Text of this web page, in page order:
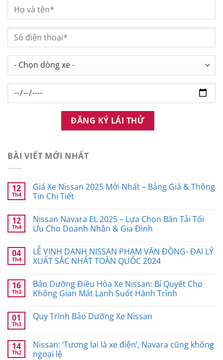
BÀI VIẾT MỚI NHẤT
12
Th4
Giá Xe Nissan 2025 Mới Nhất – Bảng Giá & Thông
Tin Chi Tiết
12
Th4
Nissan Navara EL 2025 – Lựa Chọn Bán Tải Tối
Ưu Cho Doanh Nhân & Gia Đình
04
Th4
LỄ VINH DANH NISSAN PHẠM VĂN ĐỒNG- ĐẠI LÝ
XUẤT SẮC NHẤT TOÀN QUỐC 2024
16
Th3
Bảo Dưỡng Điều Hòa Xe Nissan: Bí Quyết Cho
Không Gian Mát Lạnh Suốt Hành Trình
01
Th3
Quy Trình Bảo Dưỡng Xe Nissan
14
Th2
Nissan: ‘Tương lai là xe điện’, Navara cũng không
ngoại lệ